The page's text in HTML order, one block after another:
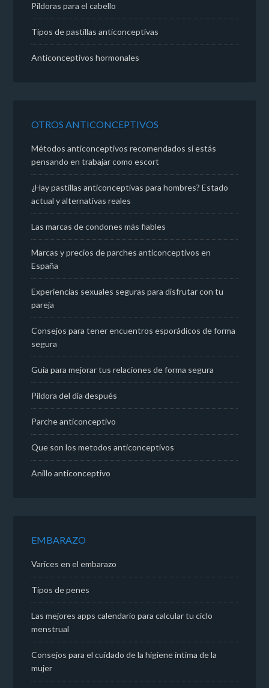
Píldoras para el cabello
Tipos de pastillas anticonceptivas
Anticonceptivos hormonales
OTROS ANTICONCEPTIVOS
Métodos anticonceptivos recomendados si estás
pensando en trabajar como escort
¿Hay pastillas anticonceptivas para hombres? Estado
actual y alternativas reales
Las marcas de condones más fiables
Marcas y precios de parches anticonceptivos en
España
Experiencias sexuales seguras para disfrutar con tu
pareja
Consejos para tener encuentros esporádicos de forma
segura
Guía para mejorar tus relaciones de forma segura
Píldora del día después
Parche anticonceptivo
Que son los metodos anticonceptivos
Anillo anticonceptivo
EMBARAZO
Varices en el embarazo
Tipos de penes
Las mejores apps calendario para calcular tu ciclo
menstrual
Consejos para el cuidado de la higiene íntima de la
mujer